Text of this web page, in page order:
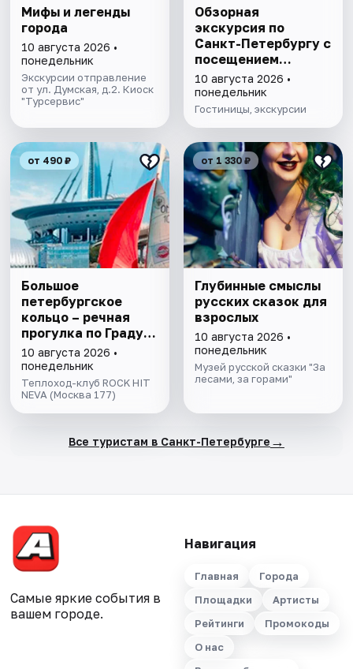
Мифы и легенды
города
10 августа 2026 •
понедельник
Экскурсии отправление
от ул. Думская, д.2. Киоск
"Турсервис"
Обзорная
экскурсия по
Санкт-Петербургу с
посещением
Петропавловской
крепости
10 августа 2026 •
понедельник
Гостиницы, экскурсии
от 490 ₽
Большое
петербургское
кольцо – речная
прогулка пo Граду
на Неве с
авторской
экскурсией и живой
музыкой в тёплом
салоне теплохода
10 августа 2026 •
понедельник
Теплоход-клуб ROCK HIT
NEVA (Москва 177)
от 1 330 ₽
Глубинные смыслы
русских сказок для
взрослых
10 августа 2026 •
понедельник
Музей русской сказки "За
лесами, за горами"
Все туристам в Санкт-Петербурге →
Самые яркие события в
вашем городе.
Навигация
Главная
Города
Площадки
Артисты
Рейтинги
Промокоды
О нас